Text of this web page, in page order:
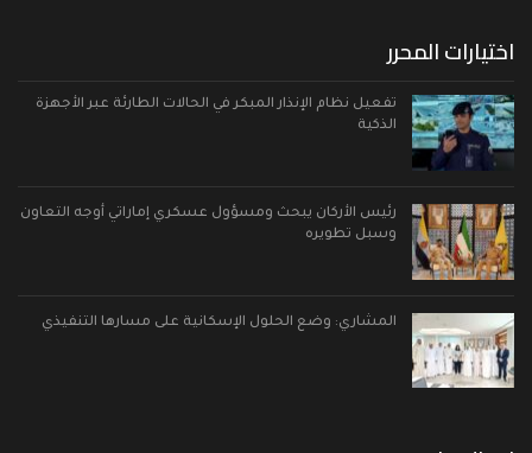
اختيارات المحرر
تفعيل نظام الإنذار المبكر في الحالات الطارئة عبر الأجهزة
الذكية
رئيس الأركان يبحث ومسؤول عسكري إماراتي أوجه التعاون
وسبل تطويره
المشاري: وضع الحلول الإسكانية على مسارها التنفيذي